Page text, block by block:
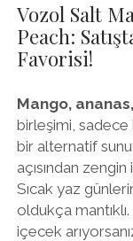
Vozol Salt
Peach:
Favorisi!
Mango,
birleşimi, sadece
bir alternatif
açısından
Sıcak yaz
oldukça
içecek